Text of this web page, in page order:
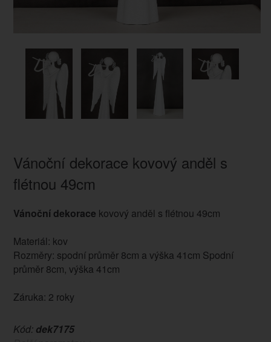
Vánoční dekorace kovový anděl s
flétnou 49cm
Vánoční dekorace kovový anděl s flétnou 49cm
Materiál: kov
Rozměry: spodní průměr 8cm a výška 41cm Spodní
průměr 8cm, výška 41cm
Záruka: 2 roky
Kód: dek7175